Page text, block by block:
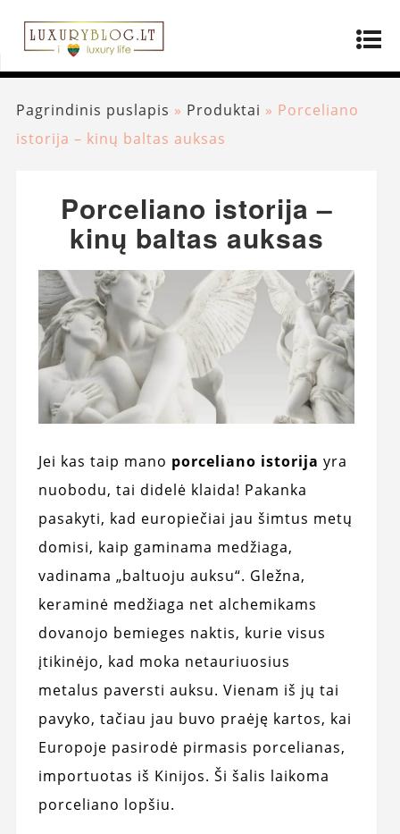
Pagrindinis puslapis » Produktai » Porceliano
istorija – kinų baltas auksas
Porceliano istorija –
kinų baltas auksas
Jei kas taip mano porceliano istorija yra
nuobodu, tai didelė klaida! Pakanka
pasakyti, kad europiečiai jau šimtus metų
domisi, kaip gaminama medžiaga,
vadinama „baltuoju auksu“. Gležna,
keraminė medžiaga net alchemikams
dovanojo bemieges naktis, kurie visus
įtikinėjo, kad moka netauriuosius
metalus paversti auksu. Vienam iš jų tai
pavyko, tačiau jau buvo praėję kartos, kai
Europoje pasirodė pirmasis porcelianas,
importuotas iš Kinijos. Ši šalis laikoma
porceliano lopšiu.